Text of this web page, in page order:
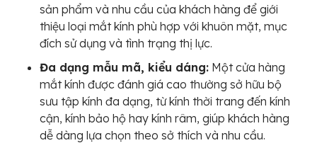
sản phẩm và nhu cầu của khách hàng để giới
thiệu loại mắt kính phù hợp với khuôn mặt, mục
đích sử dụng và tình trạng thị lực.
Đa dạng mẫu mã, kiểu dáng: Một cửa hàng
mắt kính được đánh giá cao thường sở hữu bộ
sưu tập kính đa dạng, từ kính thời trang đến kính
cận, kính bảo hộ hay kính râm, giúp khách hàng
dễ dàng lựa chọn theo sở thích và nhu cầu.